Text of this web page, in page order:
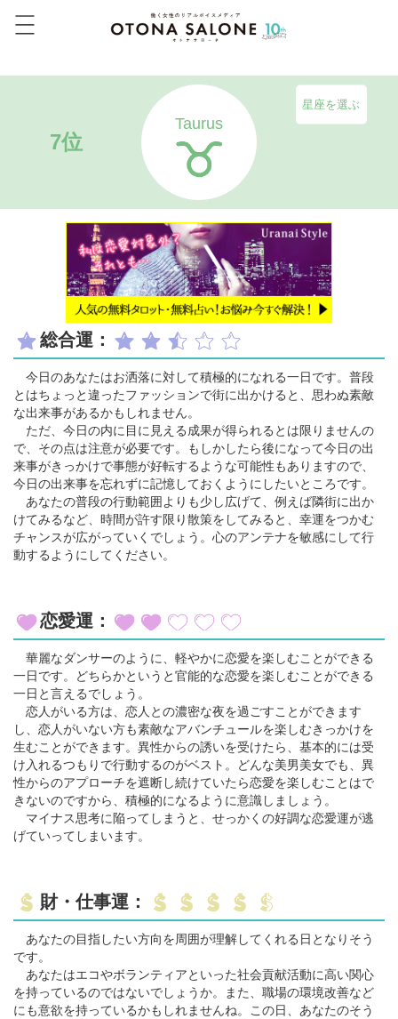
7位
Taurus
星座を選ぶ
総合運：
今日のあなたはお洒落に対して積極的になれる一日です。普段
とはちょっと違ったファッションで街に出かけると、思わぬ素敵
な出来事があるかもしれません。
ただ、今日の内に目に見える成果が得られるとは限りませんの
で、その点は注意が必要です。もしかしたら後になって今日の出
来事がきっかけで事態が好転するような可能性もありますので、
今日の出来事を忘れずに記憶しておくようにしたいところです。
あなたの普段の行動範囲よりも少し広げて、例えば隣街に出か
けてみるなど、時間が許す限り散策をしてみると、幸運をつかむ
チャンスが広がっていくでしょう。心のアンテナを敏感にして行
動するようにしてください。
恋愛運：
華麗なダンサーのように、軽やかに恋愛を楽しむことができる
一日です。どちらかというと官能的な恋愛を楽しむことができる
一日と言えるでしょう。
恋人がいる方は、恋人との濃密な夜を過ごすことができます
し、恋人がいない方も素敵なアバンチュールを楽しむきっかけを
生むことができます。異性からの誘いを受けたら、基本的には受
け入れるつもりで行動するのがベスト。どんな美男美女でも、異
性からのアプローチを遮断し続けていたら恋愛を楽しむことはで
きないのですから、積極的になるように意識しましょう。
マイナス思考に陥ってしまうと、せっかくの好調な恋愛運が逃
げていってしまいます。
財・仕事運：
あなたの目指したい方向を周囲が理解してくれる日となりそう
です。
あなたはエコやボランティアといった社会貢献活動に高い関心
を持っているのではないでしょうか。また、職場の環境改善など
にも意欲を持っているかもしれませんね。この日、あなたのそう